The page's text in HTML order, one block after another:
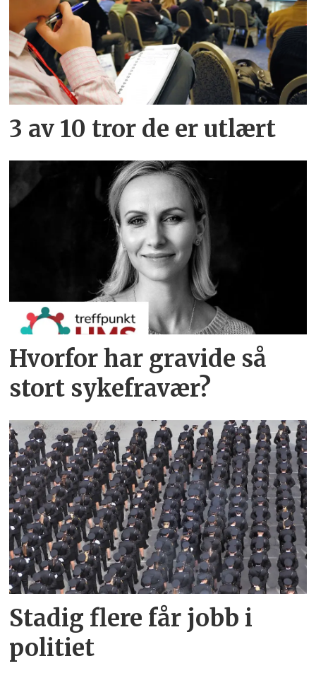
3 av 10 tror de er utlært
Hvorfor har gravide så
stort sykefravær?
Stadig flere får jobb i
politiet